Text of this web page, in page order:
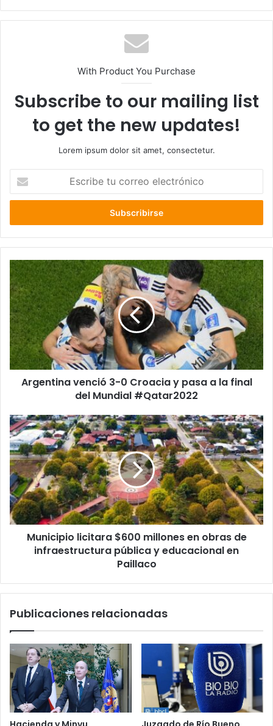
With Product You Purchase
Subscribe to our mailing list
to get the new updates!
Lorem ipsum dolor sit amet, consectetur.
correo
Argentina
venció
3-
0
Croacia
y
pasa
a
la
final
#Qatar2022
Argentina venció 3-0 Croacia y pasa a la final
del Mundial #Qatar2022
Municipio
licitara
$600
millones
en
obras
de
infraestructura
pública
educacional
Municipio licitara $600 millones en obras de
infraestructura pública y educacional en
Paillaco
Publicaciones relacionadas